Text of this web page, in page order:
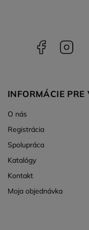
Facebook
INFORMÁCIE PRE
O nás
Registrácia
Spolupráca
Katalógy
Kontakt
Moja objednávka